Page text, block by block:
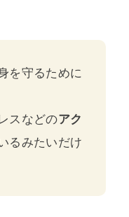
を守るために
スなどのアク
るみたいだけ